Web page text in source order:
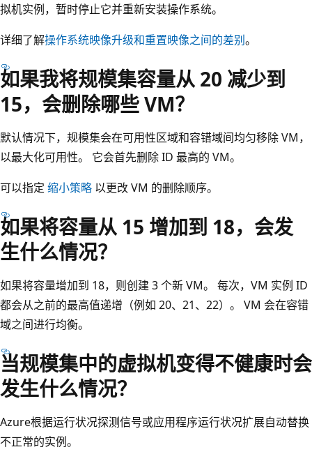
拟机实例，暂时停止它并重新安装操作系统。
详细了解操作系统映像升级和重置映像之间的差别。
如果我将规模集容量从 20 减少到
15，会删除哪些 VM？
默认情况下，规模集会在可用性区域和容错域间均匀移除 VM，
以最大化可用性。 它会首先删除 ID 最高的 VM。
可以指定 缩小策略 以更改 VM 的删除顺序。
如果将容量从 15 增加到 18，会发
生什么情况？
如果将容量增加到 18，则创建 3 个新 VM。 每次，VM 实例 ID
都会从之前的最高值递增（例如 20、21、22）。 VM 会在容错
域之间进行均衡。
当规模集中的虚拟机变得不健康时会
发生什么情况？
Azure根据运行状况探测信号或应用程序运行状况扩展自动替换
不正常的实例。